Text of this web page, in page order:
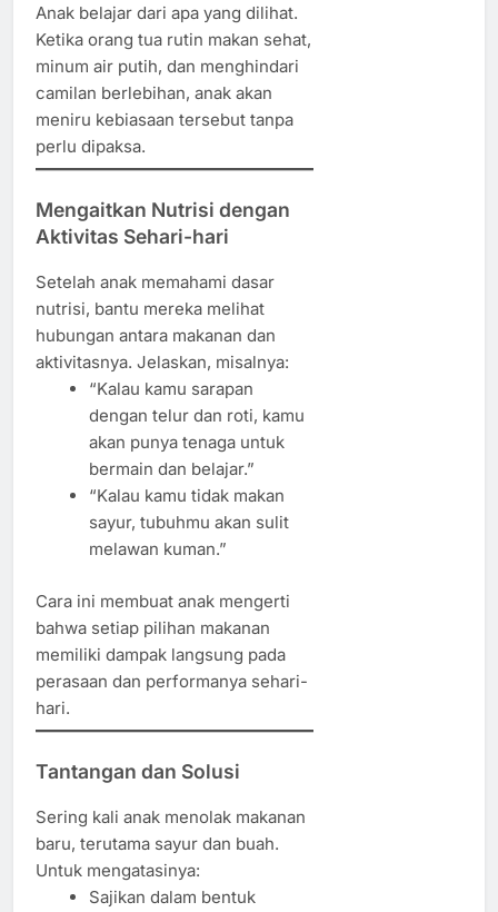
Anak belajar dari apa yang dilihat.
Ketika orang tua rutin makan sehat,
minum air putih, dan menghindari
camilan berlebihan, anak akan
meniru kebiasaan tersebut tanpa
perlu dipaksa.
Mengaitkan Nutrisi dengan
Aktivitas Sehari-hari
Setelah anak memahami dasar
nutrisi, bantu mereka melihat
hubungan antara makanan dan
aktivitasnya. Jelaskan, misalnya:
“Kalau kamu sarapan
dengan telur dan roti, kamu
akan punya tenaga untuk
bermain dan belajar.”
“Kalau kamu tidak makan
sayur, tubuhmu akan sulit
melawan kuman.”
Cara ini membuat anak mengerti
bahwa setiap pilihan makanan
memiliki dampak langsung pada
perasaan dan performanya sehari-
hari.
Tantangan dan Solusi
Sering kali anak menolak makanan
baru, terutama sayur dan buah.
Untuk mengatasinya:
Sajikan dalam bentuk